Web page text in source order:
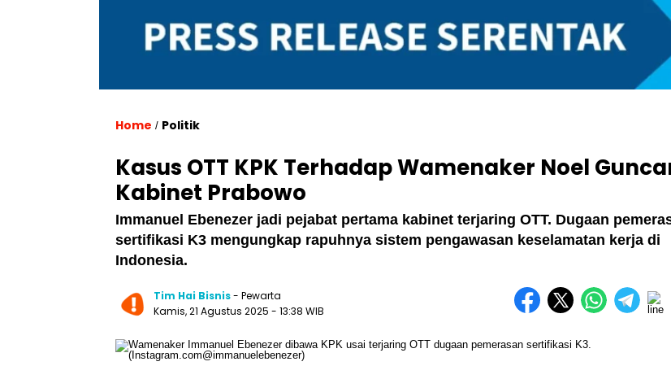
Home / Politik
Kasus OTT KPK Terhadap Wamenaker Noel
Kabinet Prabowo
Immanuel Ebenezer jadi pejabat pertama kabinet terjaring OTT. Dugaan
sertifikasi K3 mengungkap rapuhnya sistem pengawasan keselamatan kerja di
Indonesia.
Tim Hai Bisnis- Pewarta
Kamis, 21 Agustus 2025 - 13:38 WIB